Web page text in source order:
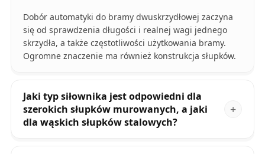
Dobór automatyki do bramy dwuskrzydłowej zaczyna
się od sprawdzenia długości i realnej wagi jednego
skrzydła, a także częstotliwości użytkowania bramy.
Ogromne znaczenie ma również konstrukcja słupków.
Jaki typ siłownika jest odpowiedni dla
szerokich słupków murowanych, a jaki
dla wąskich słupków stalowych?